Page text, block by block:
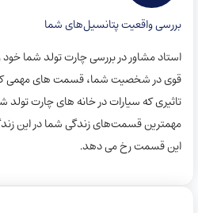
بررسی واقعیت‌ پتانسیل‌های شما
استاد مشاور در بررسی چارت تولد شما خود
قوی در شخصیت شما، قسمت های مهمی
تاثیری که سیارات در خانه های چارت تولد
مهمترین قسمت‌های زندگی شما در این
این قسمت رخ می دهد.